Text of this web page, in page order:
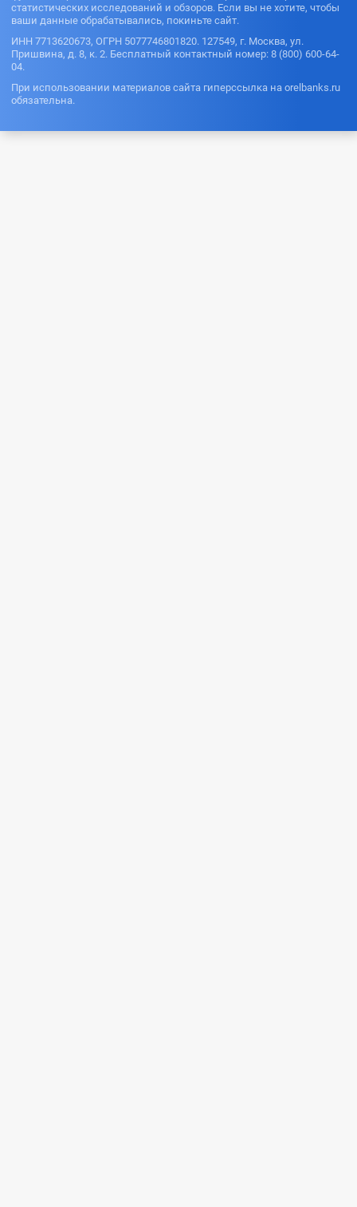
статистических исследований и обзоров. Если вы не хотите, чтобы
ваши данные обрабатывались, покиньте сайт.
ИНН 7713620673, ОГРН 5077746801820. 127549, г. Москва, ул.
Пришвина, д. 8, к. 2. Бесплатный контактный номер: 8 (800) 600-64-
04.
При использовании материалов сайта гиперссылка на orelbanks.ru
обязательна.